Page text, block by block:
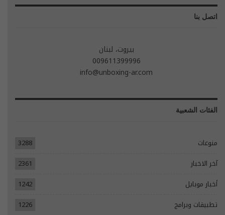
اتصل بنا
بيروت، لبنان
009611399996
info@unboxing-ar.com
الفئات الشعبية
منوعات
3288
آخر الاخبار
2361
أخبار موبايل
1242
تطبيقات وبرامج
1226